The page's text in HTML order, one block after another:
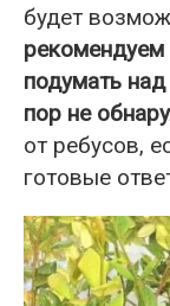
будет
рекомендуем
подумать
пор не
от ребусов,
готовые